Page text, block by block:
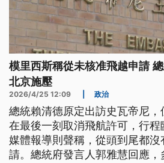
模里西斯稱從未核准飛越申請
北京施壓
2026/4/25 12:09 政治
總統賴清德原定出訪史瓦帝尼，
在最後一刻取消飛航許可，行
媒體報導則聲稱，從頭到尾都沒
請。總統府發言人郭雅慧回應，